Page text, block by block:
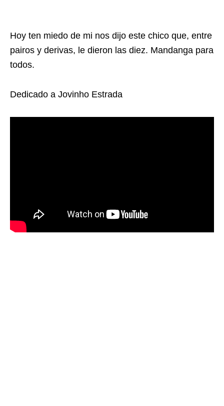
Hoy ten miedo de mi nos dijo este chico que, entre
pairos y derivas, le dieron las diez. Mandanga para
todos.
Dedicado a Jovinho Estrada